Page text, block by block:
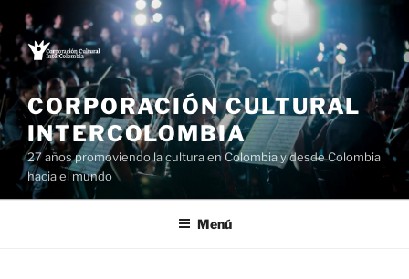
Saltar
al
contenido
CORPORACIÓN CULTURAL
INTERCOLOMBIA
27 años promoviendo la cultura en Colombia y desde Colombia
hacia el mundo
Menú